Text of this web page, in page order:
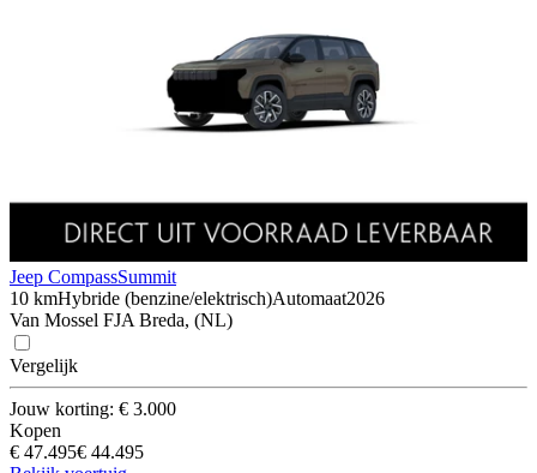
Jeep CompassSummit
10 kmHybride (benzine/elektrisch)Automaat2026
Van Mossel FJA Breda, (NL)
Vergelijk
Jouw korting: € 3.000
Kopen
€ 47.495€ 44.495